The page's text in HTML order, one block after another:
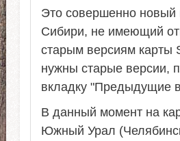
Это совершенно новый
Сибири, не имеющий
старым версиям карты
нужны старые версии,
вкладку "Предыдущие
В данный момент на
Южный Урал